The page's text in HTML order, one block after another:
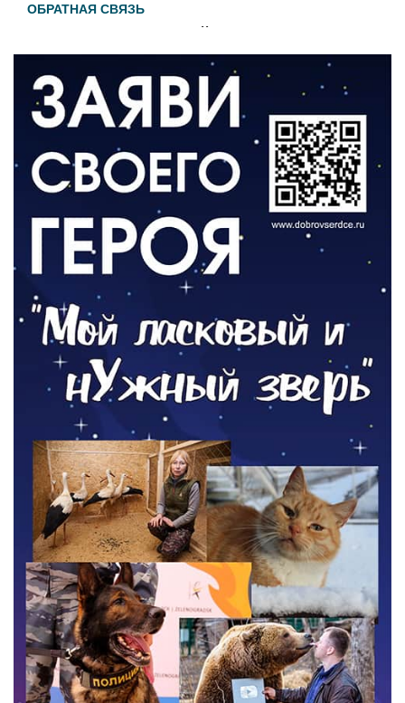
ОБРАТНАЯ СВЯЗЬ
Администрация онлайн
ВЛАСТЬ
День памяти и «Симфония народов»
06.08.2026
Новый настил на экотропе
05.08.2026